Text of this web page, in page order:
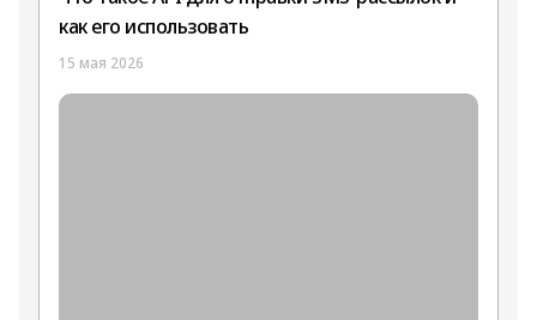
как его использовать
15 мая 2026